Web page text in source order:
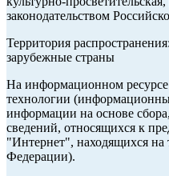
законодательством
Территория
зарубежные страны
На информационном
технологии
информации на основе
сведений, относящихся к
"Интернет", находящихся на
Федерации).